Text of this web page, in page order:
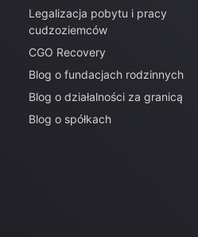
Legalizacja pobytu i pracy
cudzoziemców
CGO Recovery
Blog o fundacjach rodzinnych
Blog o działalności za granicą
Blog o spółkach